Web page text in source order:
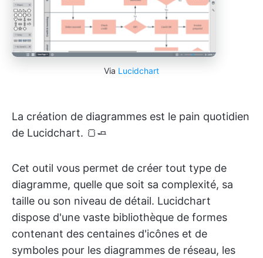
Via Lucidchart
La création de diagrammes est le pain quotidien
de Lucidchart. 🍞🧈
Cet outil vous permet de créer tout type de
diagramme, quelle que soit sa complexité, sa
taille ou son niveau de détail. Lucidchart
dispose d'une vaste bibliothèque de formes
contenant des centaines d'icônes et de
symboles pour les diagrammes de réseau, les